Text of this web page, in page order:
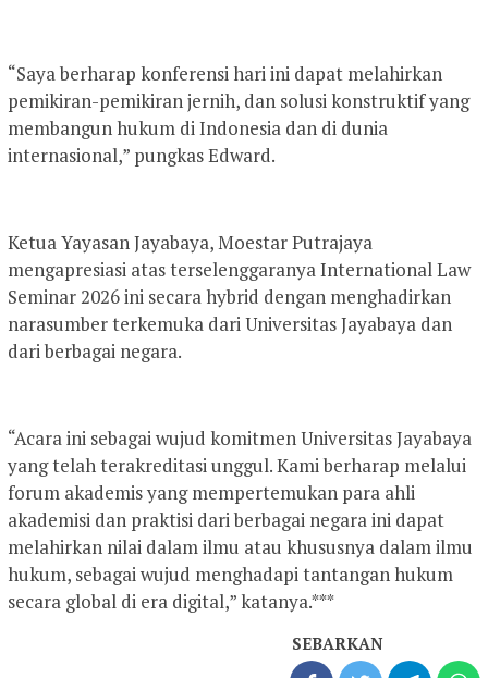
“Saya berharap konferensi hari ini dapat melahirkan
pemikiran-pemikiran jernih, dan solusi konstruktif yang
membangun hukum di Indonesia dan di dunia
internasional,” pungkas Edward.
Ketua Yayasan Jayabaya, Moestar Putrajaya
mengapresiasi atas terselenggaranya International Law
Seminar 2026 ini secara hybrid dengan menghadirkan
narasumber terkemuka dari Universitas Jayabaya dan
dari berbagai negara.
“Acara ini sebagai wujud komitmen Universitas Jayabaya
yang telah terakreditasi unggul. Kami berharap melalui
forum akademis yang mempertemukan para ahli
akademisi dan praktisi dari berbagai negara ini dapat
melahirkan nilai dalam ilmu atau khususnya dalam ilmu
hukum, sebagai wujud menghadapi tantangan hukum
secara global di era digital,” katanya.***
SEBARKAN